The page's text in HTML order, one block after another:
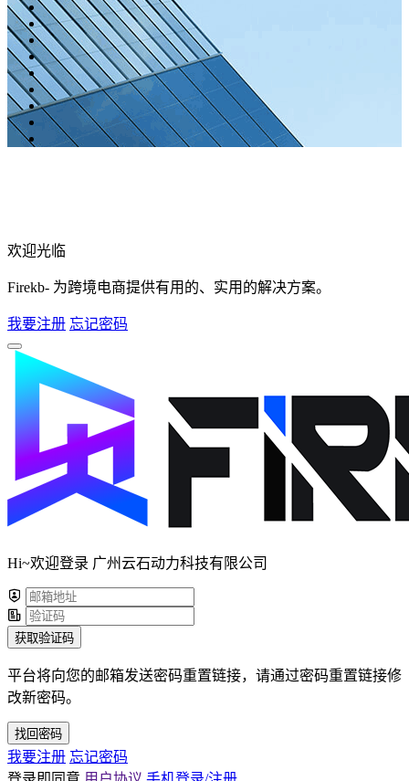
欢迎光临
Firekb- 为跨境电商提供有用的、实用的解决方案。
我要注册 忘记密码
Hi~欢迎登录 广州云石动力科技有限公司
获取验证码
平台将向您的邮箱发送密码重置链接，请通过密码重置链接修
改新密码。
找回密码
我要注册 忘记密码